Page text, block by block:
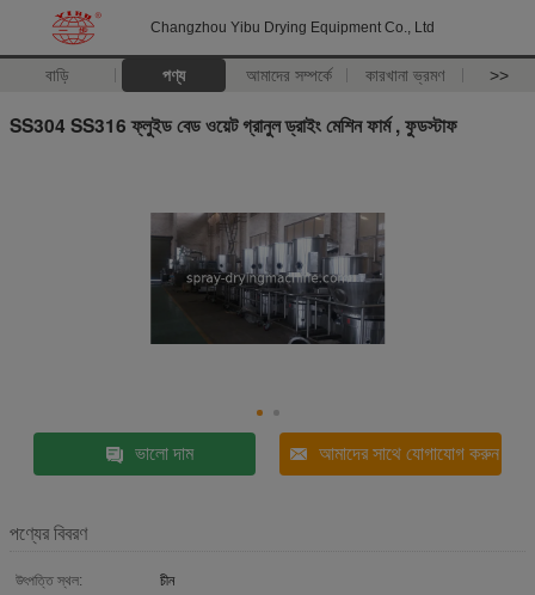
Changzhou Yibu Drying Equipment Co., Ltd
বাড়ি পণ্য আমাদের সম্পর্কে কারখানা ভ্রমণ >>
SS304 SS316 ফ্লুইড বেড ওয়েট গ্রানুল ড্রাইং মেশিন ফার্ম , ফুডস্টাফ
ভালো দাম আমাদের সাথে যোগাযোগ করুন
পণ্যের বিবরণ
উৎপত্তি স্থল:
চীন